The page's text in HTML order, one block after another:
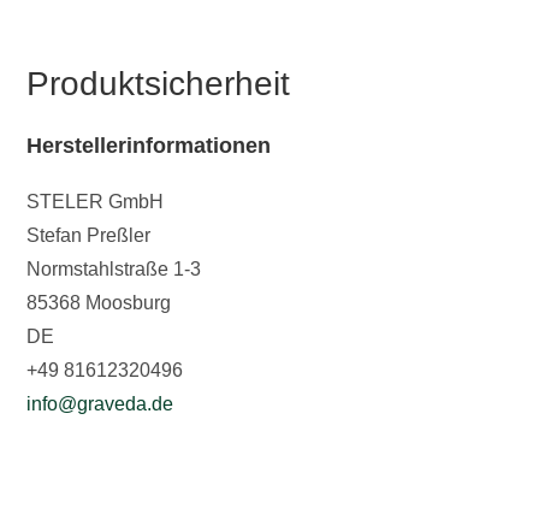
Produktsicherheit
Herstellerinformationen
STELER GmbH
Stefan Preßler
Normstahlstraße 1-3
85368 Moosburg
DE
+49 81612320496
info@graveda.de